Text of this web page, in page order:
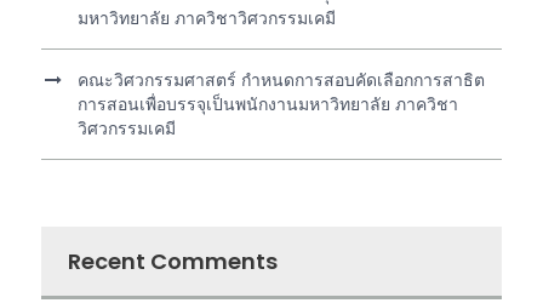
มหาวิทยาลัย ภาควิชาวิศวกรรมเคมี
คณะวิศวกรรมศาสตร์ กำหนดการสอบคัดเลือกการสาธิต
การสอนเพื่อบรรจุเป็นพนักงานมหาวิทยาลัย ภาควิชา
วิศวกรรมเคมี
Recent Comments